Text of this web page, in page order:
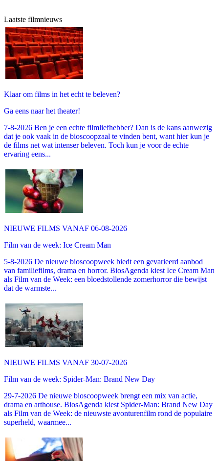
Laatste filmnieuws
Klaar om films in het echt te beleven?
Ga eens naar het theater!
7-8-2026 Ben je een echte filmliefhebber? Dan is de kans aanwezig
dat je ook vaak in de bioscoopzaal te vinden bent, want hier kun je
de films net wat intenser beleven. Toch kun je voor de echte
ervaring eens...
NIEUWE FILMS VANAF 06-08-2026
Film van de week: Ice Cream Man
5-8-2026 De nieuwe bioscoopweek biedt een gevarieerd aanbod
van familiefilms, drama en horror. BiosAgenda kiest Ice Cream Man
als Film van de Week: een bloedstollende zomerhorror die bewijst
dat de warmste...
NIEUWE FILMS VANAF 30-07-2026
Film van de week: Spider-Man: Brand New Day
29-7-2026 De nieuwe bioscoopweek brengt een mix van actie,
drama en arthouse. BiosAgenda kiest Spider-Man: Brand New Day
als Film van de Week: de nieuwste avonturenfilm rond de populaire
superheld, waarmee...